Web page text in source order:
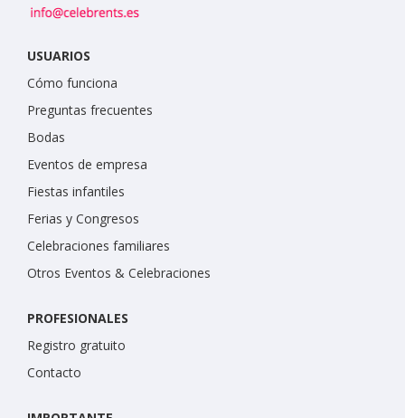
USUARIOS
Cómo funciona
Preguntas frecuentes
Bodas
Eventos de empresa
Fiestas infantiles
Ferias y Congresos
Celebraciones familiares
Otros Eventos & Celebraciones
PROFESIONALES
Registro gratuito
Contacto